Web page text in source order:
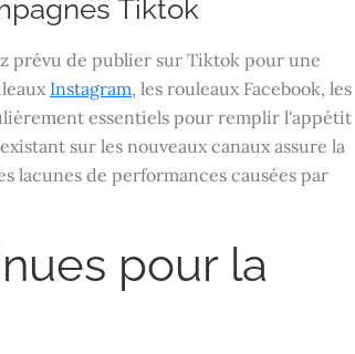
Tiktok
prévu de publier sur Tiktok pour une
Instagram, les rouleaux Facebook, les
essentiels pour remplir l'appétit
sur les nouveaux canaux assure la
lacunes de performances causées par
pour la